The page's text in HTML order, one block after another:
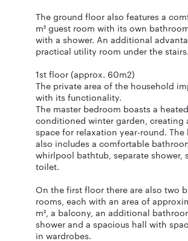
The ground floor also features a
m² guest room with its own
with a shower. An additional
practical utility room under the stairs.
1st floor (approx. 60m2)
The private area of the household
with its functionality.
The master bedroom boasts a
conditioned winter garden, creating
space for relaxation year-round. The
also includes a comfortable
whirlpool bathtub, separate shower,
toilet.
On the first floor there are also two
rooms, each with an area of
m², a balcony, an additional
shower and a spacious hall with
in wardrobes.